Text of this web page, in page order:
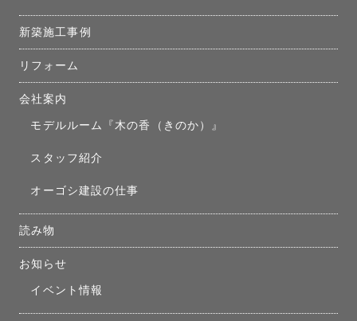
新築施工事例
リフォーム
会社案内
モデルルーム『木の香（きのか）』
スタッフ紹介
オーゴシ建設の仕事
読み物
お知らせ
イベント情報